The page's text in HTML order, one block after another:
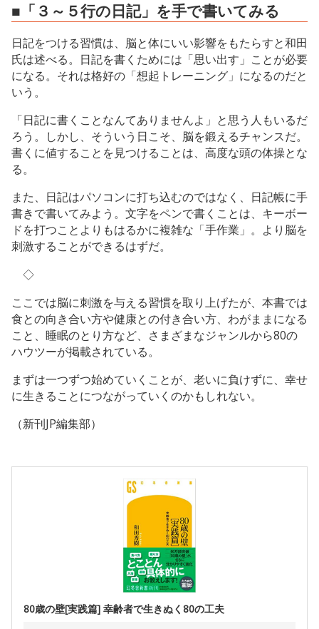
■「３～５行の日記」を手で書いてみる
日記をつける習慣は、脳と体にいい影響をもたらすと和田
氏は述べる。日記を書くためには「思い出す」ことが必要
になる。それは格好の「想起トレーニング」になるのだと
いう。
「日記に書くことなんてありませんよ」と思う人もいるだ
ろう。しかし、そういう日こそ、脳を鍛えるチャンスだ。
書くに値することを見つけることは、高度な頭の体操とな
る。
また、日記はパソコンに打ち込むのではなく、日記帳に手
書きで書いてみよう。文字をペンで書くことは、キーボー
ドを打つことよりもはるかに複雑な「手作業」。より脳を
刺激することができるはずだ。
◇
ここでは脳に刺激を与える習慣を取り上げたが、本書では
食との向き合い方や健康との付き合い方、わがままになる
こと、睡眠のとり方など、さまざまなジャンルから80の
ハウツーが掲載されている。
まずは一つずつ始めていくことが、老いに負けずに、幸せ
に生きることにつながっていくのかもしれない。
（新刊JP編集部）
80歳の壁[実践篇] 幸齢者で生きぬく80の工夫